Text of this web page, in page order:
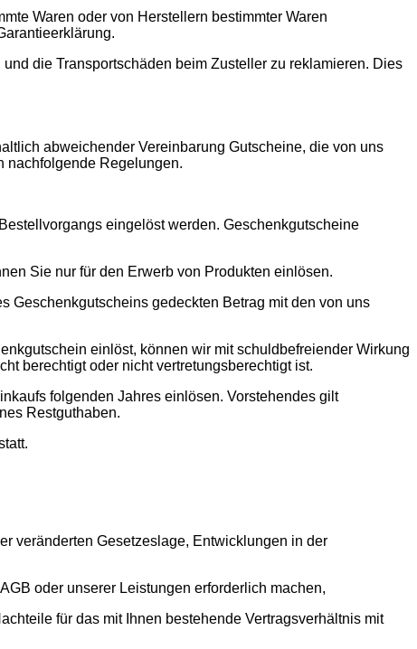
Waren oder von Herstellern bestimmter Waren
die Transportschäden beim Zusteller zu reklamieren. Dies
abweichender Vereinbarung Gutscheine, die von uns
nachfolgende Regelungen.
eingelöst werden. Geschenkgutscheine
Sie nur für den Erwerb von Produkten einlösen.
Geschenkgutscheins gedeckten Betrag mit den von uns
einlöst, können wir mit schuldbefreiender Wirkung
berechtigt oder nicht vertretungsberechtigt ist.
folgenden Jahres einlösen. Vorstehendes gilt
Restguthaben.
veränderten Gesetzeslage, Entwicklungen in der
oder unserer Leistungen erforderlich machen,
für das mit Ihnen bestehende Vertragsverhältnis mit